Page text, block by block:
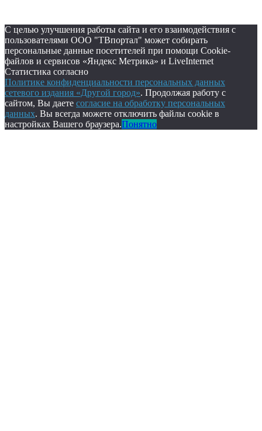
С целью улучшения работы сайта и его взаимодействия с
пользователями ООО "ТВпортал" может собирать
персональные данные посетителей при помощи Cookie-
файлов и сервисов «Яндекс Метрика» и LiveInternet
Статистика согласно
Политике конфиденциальности персональных данных
сетевого издания «Другой город». Продолжая работу с
сайтом, Вы даете согласие на обработку персональных
данных. Вы всегда можете отключить файлы cookie в
настройках Вашего браузера.Понятно